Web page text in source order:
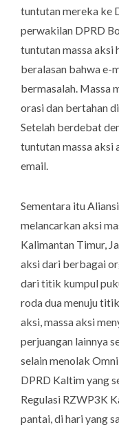
tuntutan mereka ke
perwakilan DPRD
tuntutan massa aksi
beralasan bahwa e-
bermasalah. Massa
orasi dan bertahan
Setelah berdebat
tuntutan massa aksi
email.
Sementara itu
melancarkan aksi
Kalimantan Timur,
aksi dari berbagai
dari titik kumpul
roda dua menuju
aksi, massa aksi
perjuangan lainnya
selain menolak
DPRD Kaltim yang
Regulasi RZWP3K
pantai, di hari yang